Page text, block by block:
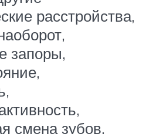
расстройства,
запоры,
смена зубов,